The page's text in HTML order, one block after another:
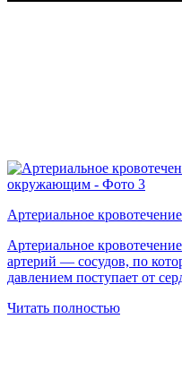
Артериальное
Артериальное
артерий — сосудов, по
давлением поступает от
Читать полностью